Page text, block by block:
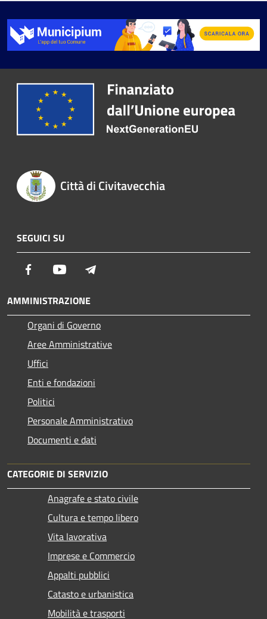
Città di Civitavecchia
SEGUICI SU
Facebook Youtube
AMMINISTRAZIONE
Organi di Governo
Aree Amministrative
Uffici
Enti e fondazioni
Politici
Personale Amministrativo
Documenti e dati
CATEGORIE DI SERVIZIO
Anagrafe e stato civile
Cultura e tempo libero
Vita lavorativa
Imprese e Commercio
Appalti pubblici
Catasto e urbanistica
Mobilità e trasporti